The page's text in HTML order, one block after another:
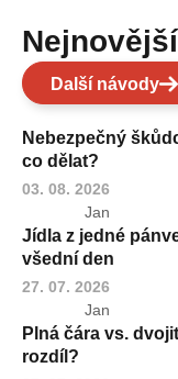
Další návody
Nebezpečný
co dělat?
03. 08. 2026
Jan
Jídla z jedné
všední den
27. 07. 2026
Jan
Plná čára vs.
rozdíl?